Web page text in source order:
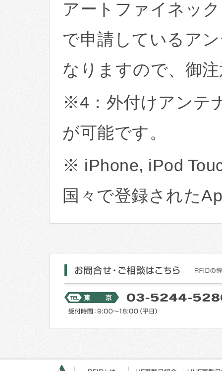
アートファイネッ
で申請しているア
なりますので、御
※4：外付けアンテ
が可能です。
※ iPhone, iPod
国々で登録された